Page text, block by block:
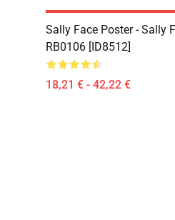
Sally Face Poster - Sally
RB0106 [ID8512]
18,21 € - 42,22 €